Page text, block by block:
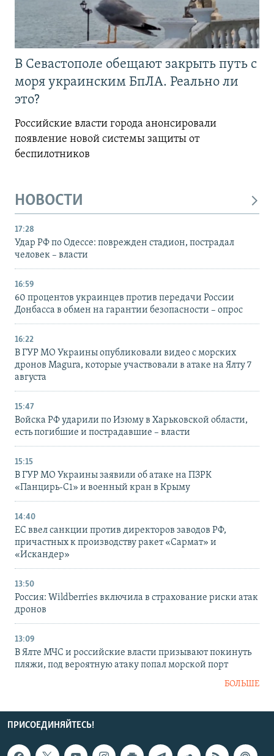
В Севастополе обещают закрыть путь с
моря украинским БпЛА. Реально ли
это?
Российские власти города анонсировали
появление новой системы защиты от
беспилотников
НОВОСТИ
17:28
Удар РФ по Одессе: поврежден стадион, пострадал
человек – власти
16:59
60 процентов украинцев против передачи России
Донбасса в обмен на гарантии безопасности – опрос
16:22
В ГУР МО Украины опубликовали видео с морских
дронов Magura, которые участвовали в атаке на Ялту 7
августа
15:47
Войска РФ ударили по Изюму в Харьковской области,
есть погибшие и пострадавшие – власти
15:15
В ГУР МО Украины заявили об атаке на ПЗРК
«Панцирь-С1» и военный кран в Крыму
14:40
ЕС ввел санкции против директоров заводов РФ,
причастных к производству ракет «Сармат» и
«Искандер»
13:50
Россия: Wildberries включила в страхование риски атак
дронов
13:09
В Ялте МЧС и российские власти призывают покинуть
пляжи, под вероятную атаку попал морской порт
БОЛЬШЕ
ПРИСОЕДИНЯЙТЕСЬ!